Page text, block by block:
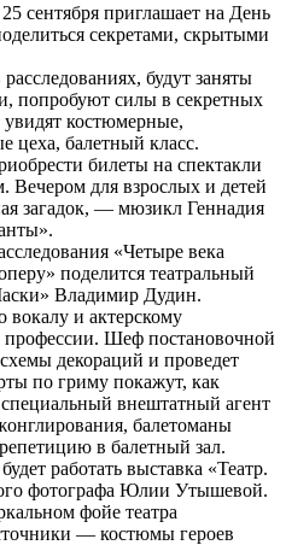
сентября приглашает на День
секретами, скрытыми
будут заняты
попробуют силы в секретных
увидят костюмерные,
цеха, балетный класс.
билеты на спектакли
Вечером для взрослых и детей
загадок, — мюзикл Геннадия
«Четыре века
поделится театральный
Владимир Дудин.
вокалу и актерскому
профессии. Шеф постановочной
декораций и проведет
по гриму покажут, как
внештатный агент
балетоманы
в балетный зал.
работать выставка «Театр.
фотографа Юлии Утышевой.
фойе театра
— костюмы героев